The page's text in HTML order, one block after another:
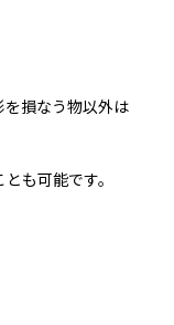
を損なう物以外は
も可能です。